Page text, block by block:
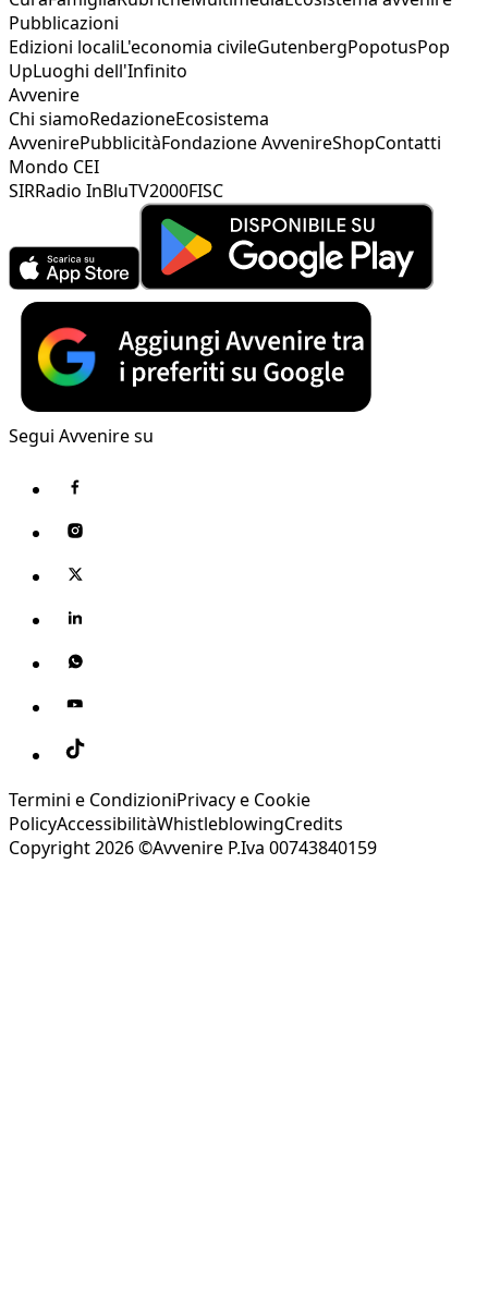
Pubblicazioni
Edizioni localiL'economia civileGutenbergPopotusPop
UpLuoghi dell'Infinito
Avvenire
Chi siamoRedazioneEcosistema
AvvenirePubblicitàFondazione AvvenireShopContatti
Mondo CEI
SIRRadio InBluTV2000FISC
Segui Avvenire su
Termini e CondizioniPrivacy e Cookie
PolicyAccessibilitàWhistleblowingCredits
Copyright 2026 ©Avvenire P.Iva 00743840159